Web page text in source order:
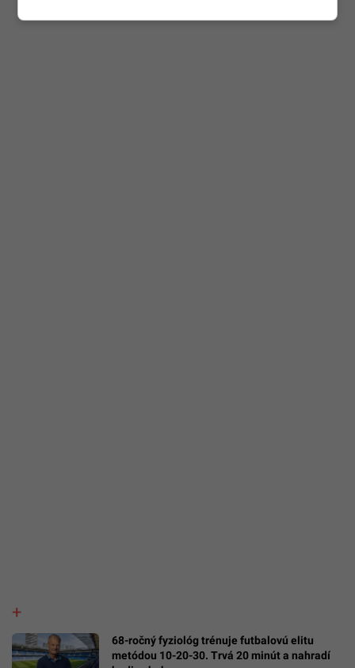
68-ročný fyziológ trénuje futbalovú elitu
metódou 10-20-30. Trvá 20 minút a nahradí